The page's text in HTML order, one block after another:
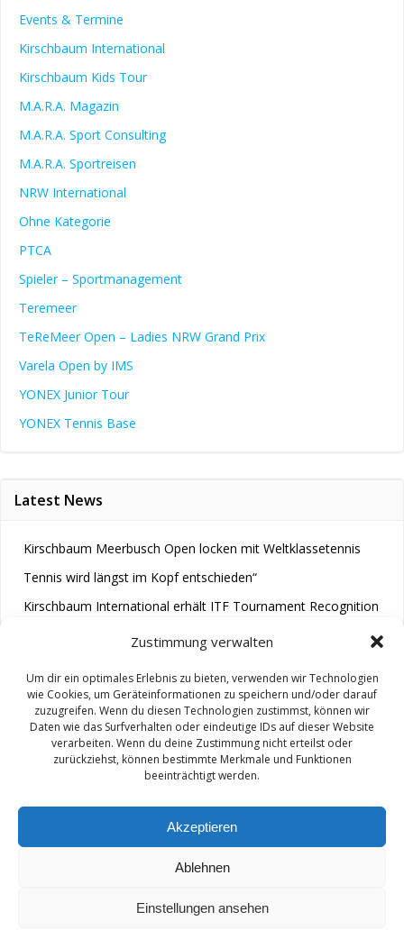
Zustimmung verwalten
Um dir ein optimales Erlebnis zu bieten, verwenden wir Technologien
wie Cookies, um Geräteinformationen zu speichern und/oder darauf
zuzugreifen. Wenn du diesen Technologien zustimmst, können wir
Daten wie das Surfverhalten oder eindeutige IDs auf dieser Website
verarbeiten. Wenn du deine Zustimmung nicht erteilst oder
zurückziehst, können bestimmte Merkmale und Funktionen
beeinträchtigt werden.
Akzeptieren
Ablehnen
Einstellungen ansehen
Events & Termine
Kirschbaum International
Kirschbaum Kids Tour
M.A.R.A. Magazin
M.A.R.A. Sport Consulting
M.A.R.A. Sportreisen
NRW International
Ohne Kategorie
PTCA
Spieler – Sportmanagement
Teremeer
TeReMeer Open – Ladies NRW Grand Prix
Varela Open by IMS
YONEX Junior Tour
YONEX Tennis Base
Latest News
Kirschbaum Meerbusch Open locken mit Weltklassetennis
Tennis wird längst im Kopf entschieden“
Kirschbaum International erhält ITF Tournament Recognition
© 2026 M.A.R.A.. Created for free using WordPress and
Colibri
Impressum/ Disclaimer